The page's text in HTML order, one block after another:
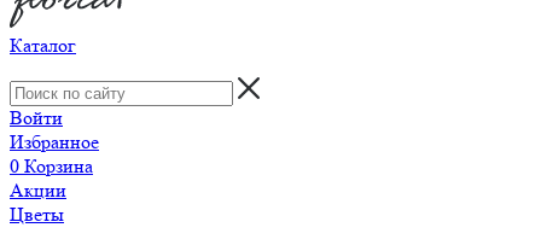
Каталог
Войти
Избранное
0 Корзина
Акции
Цветы